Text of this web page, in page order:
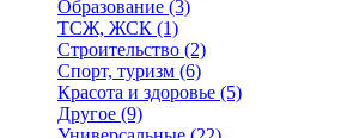
Образование (3)
ТСЖ, ЖСК (1)
Строительство (2)
Спорт, туризм (6)
Красота и здоровье (5)
Другое (9)